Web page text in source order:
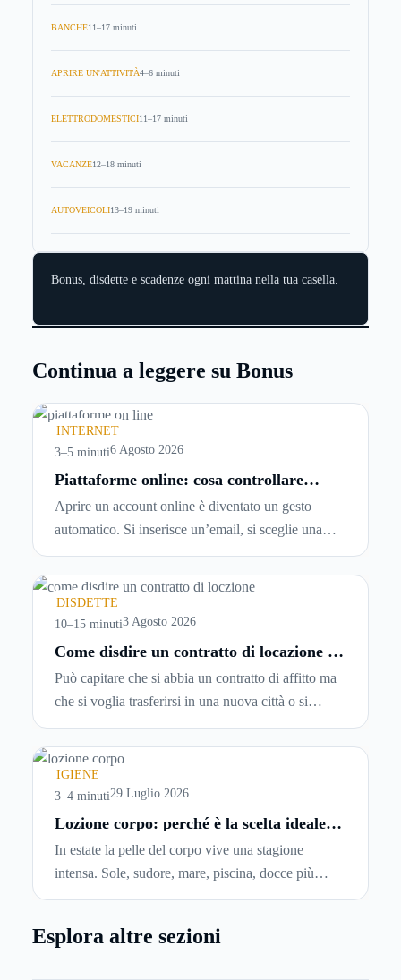
BANCHE11–17 minuti
APRIRE UN'ATTIVITÀ4–6 minuti
ELETTRODOMESTICI11–17 minuti
VACANZE12–18 minuti
AUTOVEICOLI13–19 minuti
Bonus, disdette e scadenze ogni mattina nella tua casella.
Continua a leggere su Bonus
INTERNET
3–5 minuti6 Agosto 2026
Piattaforme online: cosa controllare
tempo reale
Aprire un account online è diventato un gesto
automatico. Si inserisce un’email, si sceglie una
password, si accetta una serie di condizioni senza
leggerle davvero. Tutto avviene in pochi minuti,
spesso senza che ci si fermi a capire dove si sta
entrando.
DISDETTE
10–15 minuti3 Agosto 2026
Come disdire un contratto di locazione in
Può capitare che si abbia un contratto di affitto ma
che si voglia trasferirsi in una nuova città o si
abbiano problemi a pagare il canone, per cui si
comincia a cercare un’altra abitazione: è legittimo
chiedersi se è possibile
locazioneprima che scada. In questa guida
capiremo come inviare la disdetta per un contratto
IGIENE
3–4 minuti29 Luglio 2026
Lozione corpo: perché è la scelta ideale
In estate la pelle del corpo vive una stagione
intensa. Sole, sudore, mare, piscina, docce più
frequenti e aria condizionata possono renderla
meno confortevole. Eppure, proprio nei mesi caldi,
Esplora altre sezioni